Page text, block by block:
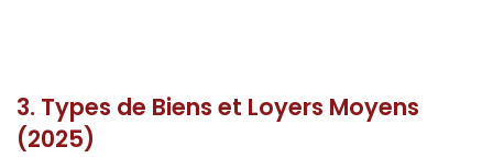
3. Types de Biens et Loyers Moyens
(2025)